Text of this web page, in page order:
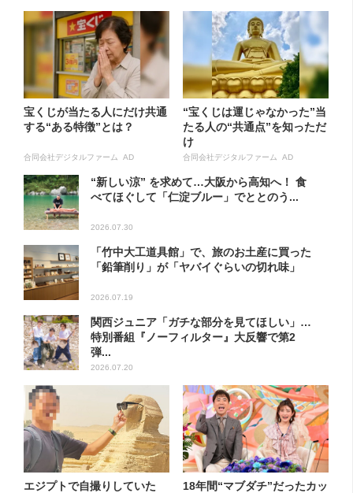
宝くじが当たる人にだけ共通
する“ある特徴”とは？
合同会社デジタルファーム AD
“宝くじは運じゃなかった”当
たる人の“共通点”を知っただ
け
合同会社デジタルファーム AD
“新しい涼” を求めて…大阪から高知へ！ 食
べてほぐして「仁淀ブルー」でととのう...
2026.07.30
「竹中大工道具館」で、旅のお土産に買った
「鉛筆削り」が「ヤバイぐらいの切れ味」
2026.07.19
関西ジュニア「ガチな部分を見てほしい」…
特別番組『ノーフィルター』大反響で第2
弾...
2026.07.20
エジプトで自撮りしていた
18年間“マブダチ”だったカッ